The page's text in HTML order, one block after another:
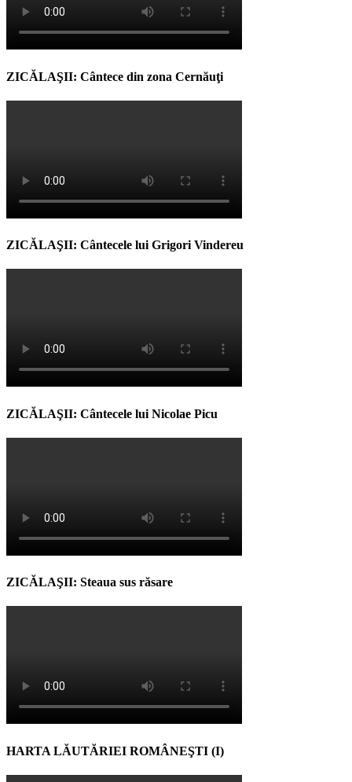
ZICĂLAŞII: Cântece din zona Cernăuţi
ZICĂLAŞII: Cântecele lui Grigori Vindereu
ZICĂLAŞII: Cântecele lui Nicolae Picu
ZICĂLAŞII: Steaua sus răsare
HARTA LĂUTĂRIEI ROMÂNEŞTI (I)